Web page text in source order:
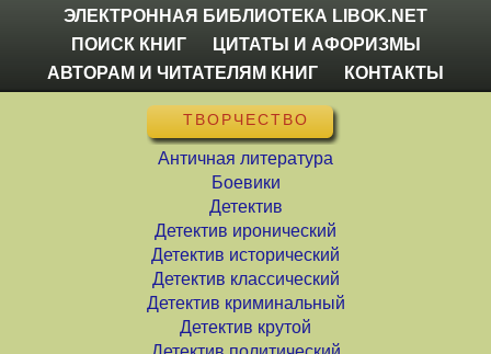
ЭЛЕКТРОННАЯ БИБЛИОТЕКА LIBOK.NET
ПОИСК КНИГ
ЦИТАТЫ И АФОРИЗМЫ
АВТОРАМ И ЧИТАТЕЛЯМ КНИГ
КОНТАКТЫ
ТВОРЧЕСТВО
Античная литература
Боевики
Детектив
Детектив иронический
Детектив исторический
Детектив классический
Детектив криминальный
Детектив крутой